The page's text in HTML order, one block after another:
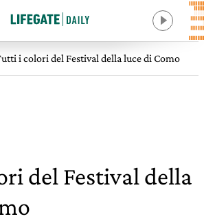
i colori del Festival della luce di Como
del Festival della